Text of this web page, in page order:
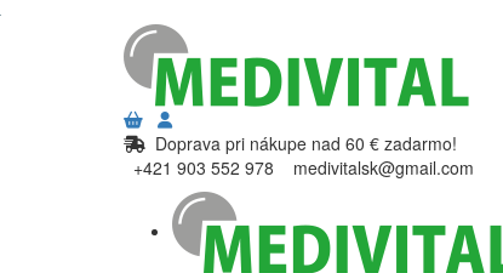
Doprava pri nákupe nad 60 € zadarmo!
+421 903 552 978
medivitalsk@gmail.com